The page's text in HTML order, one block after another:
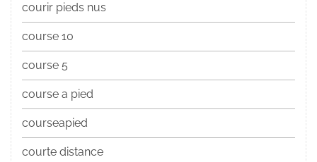
courir pieds nus
course 10
course 5
course a pied
courseapied
courte distance